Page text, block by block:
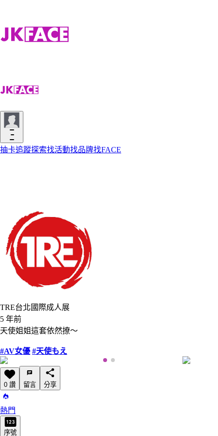
抽卡追蹤探索找活動找品牌找FACE
TRE台北國際成人展
5 年前
天使姐姐這套依然撩～
#AV女優 #天使もえ
0 讚 留言 分享
熱門
序號